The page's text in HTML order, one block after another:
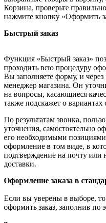
Корзина, проверьте
нажмите кнопку «Оформить
Быстрый заказ
Функция «Быстрый заказ»
проходить всю процедуру
Вы заполняете форму, и
менеджер магазина. Он
на вопросы, касающиеся
также подскажет о вариантах
По результатам звонка,
уточнения, самостоятельно
его необходимыми
оформление в том виде, в
подтверждение на почту
доставки.
Оформление заказа в
Если вы уверены в выборе,
оформить заказ, заполнив по